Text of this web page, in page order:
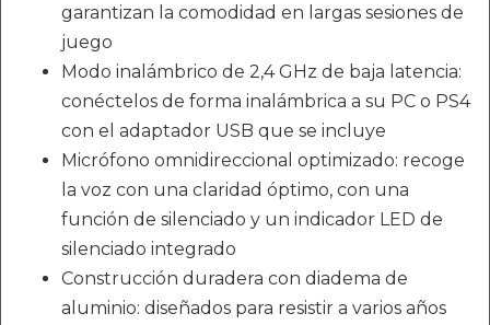
garantizan la comodidad en largas sesiones de
juego
Modo inalámbrico de 2,4 GHz de baja latencia:
conéctelos de forma inalámbrica a su PC o PS4
con el adaptador USB que se incluye
Micrófono omnidireccional optimizado: recoge
la voz con una claridad óptimo, con una
función de silenciado y un indicador LED de
silenciado integrado
Construcción duradera con diadema de
aluminio: diseñados para resistir a varios años